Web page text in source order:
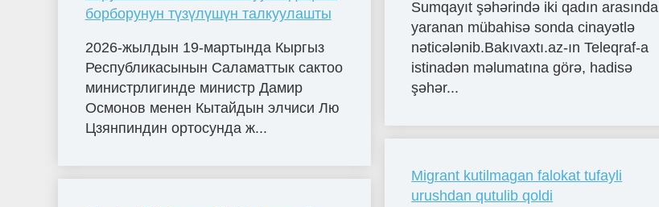
борборунун түзүлүшүн талкуулашты
2026-жылдын 19-мартында Кыргыз
Республикасынын Саламаттык сактоо
министрлигинде министр Дамир
Осмонов менен Кытайдын элчиси Лю
Цзянпиндин ортосунда ж...
Sumqayıt şəhərində iki qadın arasında
yaranan mübahisə sonda cinayətlə
nəticələnib.Bakıvaxtı.az-ın Teleqraf-a
istinadən məlumatına görə, hadisə
şəhər...
Migrant kutilmagan falokat tufayli
urushdan qutulib qoldi